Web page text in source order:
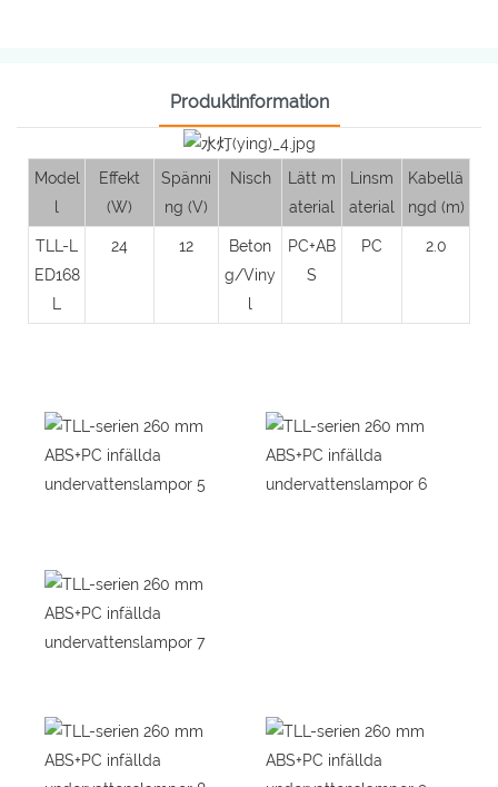
Produktinformation
Model
l
Effekt
(W)
Spänni
ng (V)
Nisch
Lätt m
aterial
Linsm
aterial
Kabellä
ngd (m)
TLL-L
ED168
L
24 12
Beton
g/Viny
l
PC+AB
S
PC 2.0